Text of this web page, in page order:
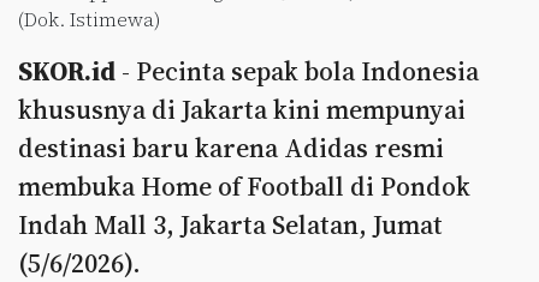
(Dok. Istimewa)
SKOR.id - Pecinta sepak bola Indonesia
khususnya di Jakarta kini mempunyai
destinasi baru karena Adidas resmi
membuka Home of Football di Pondok
Indah Mall 3, Jakarta Selatan, Jumat
(5/6/2026).